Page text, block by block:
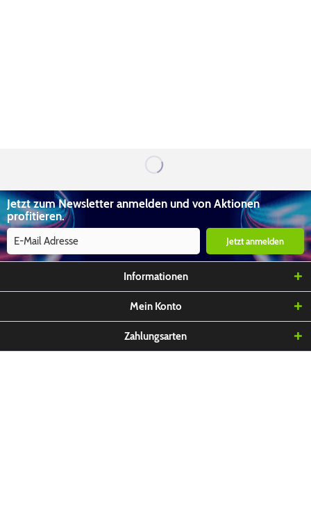
Jetzt zum Newsletter anmelden und von Aktionen
profitieren.
Jetzt anmelden
Informationen
Mein Konto
Zahlungsarten